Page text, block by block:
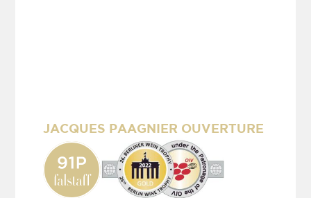
JACQUES PAAGNIER OUVERTURE